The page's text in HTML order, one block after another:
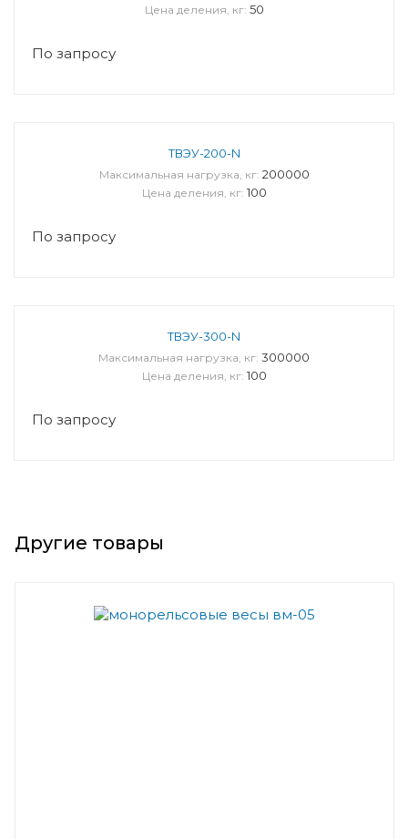
Цена деления, кг: 50
По запросу
ТВЭУ-200-N
Максимальная нагрузка, кг: 200000
Цена деления, кг: 100
По запросу
ТВЭУ-300-N
Максимальная нагрузка, кг: 300000
Цена деления, кг: 100
По запросу
Другие товары